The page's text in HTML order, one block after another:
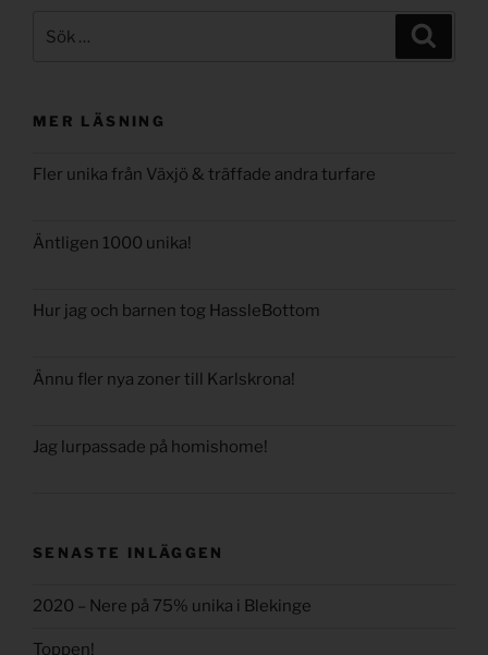
efter:
MER LÄSNING
Fler unika från Växjö & träffade andra turfare
Äntligen 1000 unika!
Hur jag och barnen tog HassleBottom
Ännu fler nya zoner till Karlskrona!
Jag lurpassade på homishome!
SENASTE INLÄGGEN
2020 – Nere på 75% unika i Blekinge
Toppen!